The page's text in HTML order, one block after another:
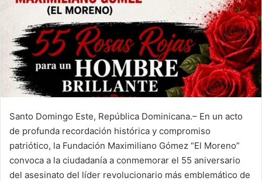
Santo Domingo Este, República Dominicana.– En un acto
de profunda recordación histórica y compromiso
patriótico, la Fundación Maximiliano Gómez “El Moreno”
convoca a la ciudadanía a conmemorar el 55 aniversario
del asesinato del líder revolucionario más emblemático de